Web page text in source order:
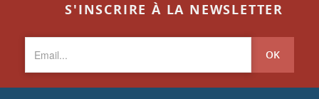
S'INSCRIRE À LA NEWSLETTER
OK